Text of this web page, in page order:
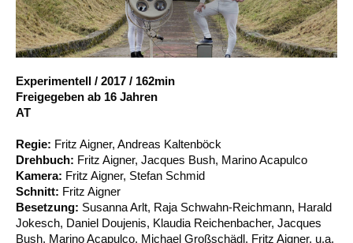
Account
Suche
Experimentell / 2017 / 162min
Freigegeben ab 16 Jahren
AT
Regie: Fritz Aigner, Andreas Kaltenböck
Drehbuch: Fritz Aigner, Jacques Bush, Marino Acapulco
Kamera: Fritz Aigner, Stefan Schmid
Schnitt: Fritz Aigner
Besetzung: Susanna Arlt, Raja Schwahn-Reichmann, Harald
Jokesch, Daniel Doujenis, Klaudia Reichenbacher, Jacques
Bush, Marino Acapulco, Michael Großschädl, Fritz Aigner, u.a.